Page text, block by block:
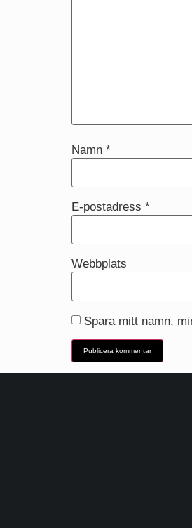
Namn *
E-postadress *
Webbplats
Spara mitt namn,